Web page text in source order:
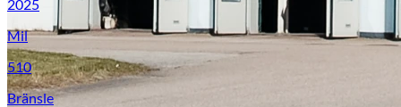
2025
Mil
510
Bränsle